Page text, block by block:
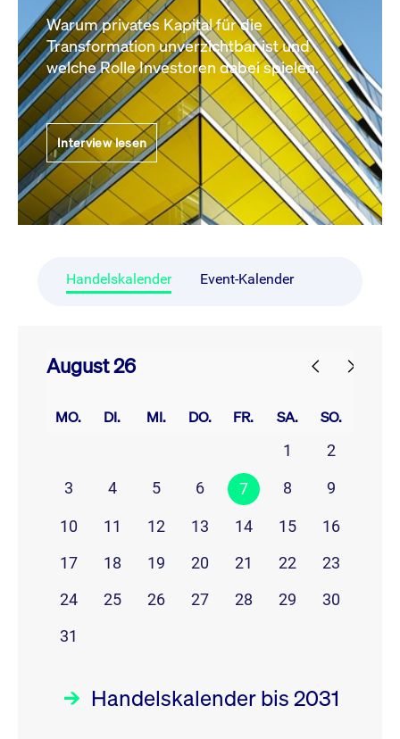
Warum privates Kapital für die
Transformation unverzichtbar ist und
welche Rolle Investoren dabei spielen.
Interview lesen
Handelskalender Event-Kalender
August 26
MO. DI. MI. DO. FR. SA. SO.
1
2
3
4 5 6 7 8 9
10 11 12 13 14 15
16
17
18 19 20 21 22
23
24
25 26 27 28 29
30
31
Handelskalender bis 2031